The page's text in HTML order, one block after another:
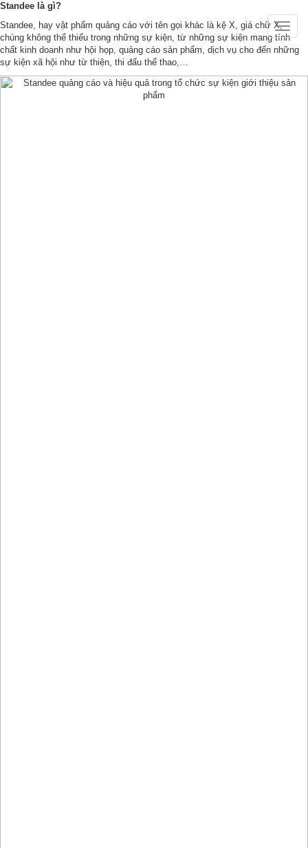
Standee là gì?
Standee, hay vật phẩm quảng cáo với tên gọi khác là kệ X, giá chữ X,
chúng không thể thiếu trong những sự kiện, từ những sự kiện mang tính
chất kinh doanh như hội họp, quảng cáo sản phẩm, dịch vụ cho đến những
sự kiện xã hội như từ thiện, thi đấu thể thao,…
Toggle